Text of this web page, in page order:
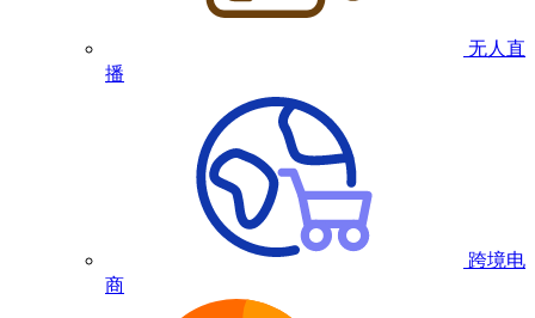
无人直
播
跨境电
商